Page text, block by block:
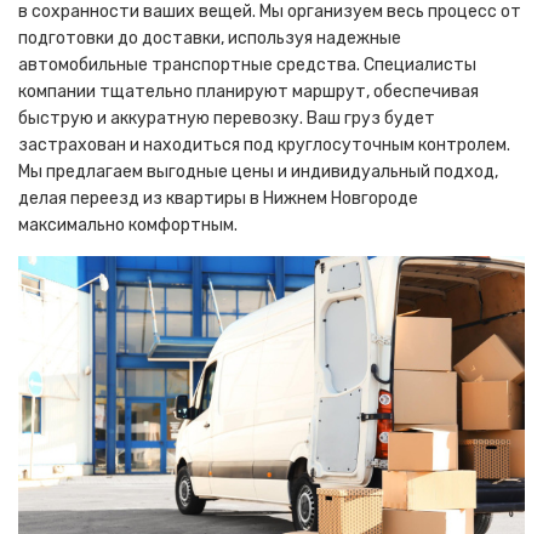
в сохранности ваших вещей. Мы организуем весь процесс от
подготовки до доставки, используя надежные
автомобильные транспортные средства. Специалисты
компании тщательно планируют маршрут, обеспечивая
быструю и аккуратную перевозку. Ваш груз будет
застрахован и находиться под круглосуточным контролем.
Мы предлагаем выгодные цены и индивидуальный подход,
делая переезд из квартиры в Нижнем Новгороде
максимально комфортным.